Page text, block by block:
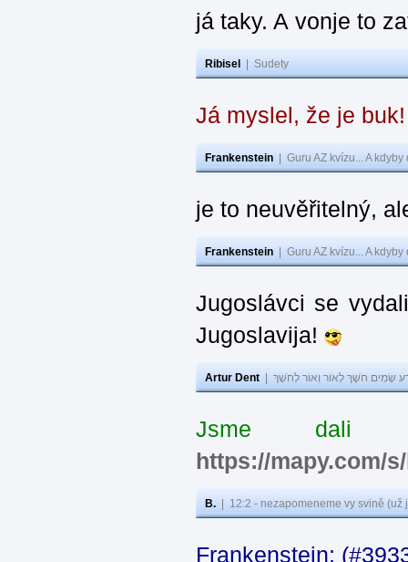
já taky. A vonje to
Ribisel Sudety
Já myslel, že je
Frankenstein Guru AZ kvízu... A
je to neuvěřitelný,
Frankenstein Guru AZ kvízu... A
Jugoslávci se
Jugoslavija!
Artur Dent שָׂמִים חֹשֶׁךְ לְאוֹר וְאוֹר לְחֹשֶׁךְ
Jsme dali
https://mapy.com/
B. 12:2 - nezapomeneme vy svině
Frankenstein: